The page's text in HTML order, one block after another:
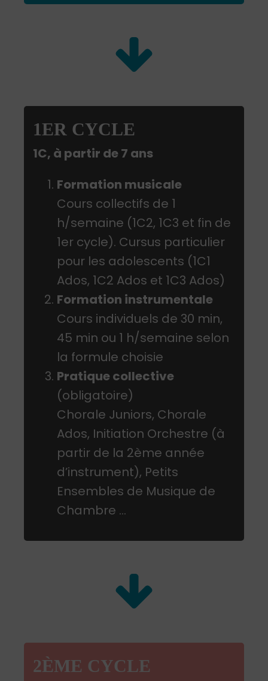
1ER CYCLE
1C, à partir de 7 ans
Formation musicale
Cours collectifs de 1
h/semaine (1C2, 1C3 et fin de
1er cycle). Cursus particulier
pour les adolescents (1C1
Ados, 1C2 Ados et 1C3 Ados)
Formation instrumentale
Cours individuels de 30 min,
45 min ou 1 h/semaine selon
la formule choisie
Pratique collective
(obligatoire)
Chorale Juniors, Chorale
Ados, Initiation Orchestre (à
partir de la 2ème année
d’instrument), Petits
Ensembles de Musique de
Chambre …
2ÈME CYCLE